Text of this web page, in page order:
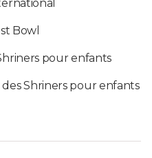
Bowl
pour enfants
Shriners pour enfants